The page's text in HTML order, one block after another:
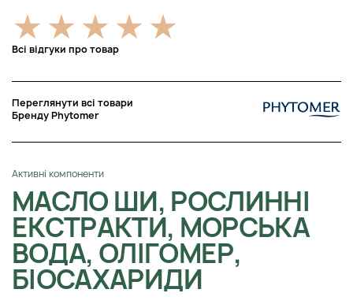
Всі відгуки про товар
Переглянути всі товари
Бренду Phytomer
Активні компоненти
МАСЛО ШИ, РОСЛИННІ
ЕКСТРАКТИ, МОРСЬКА
ВОДА, ОЛІГОМЕР,
БІОСАХАРИДИ